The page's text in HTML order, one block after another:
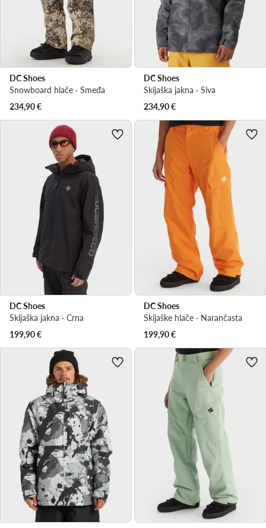
DC Shoes
Snowboard hlače · Smeđa
234,90€
DC Shoes
Skijaška jakna · Siva
234,90€
DC Shoes
Skijaška jakna · Crna
199,90€
DC Shoes
Skijaške hlače · Narančasta
199,90€